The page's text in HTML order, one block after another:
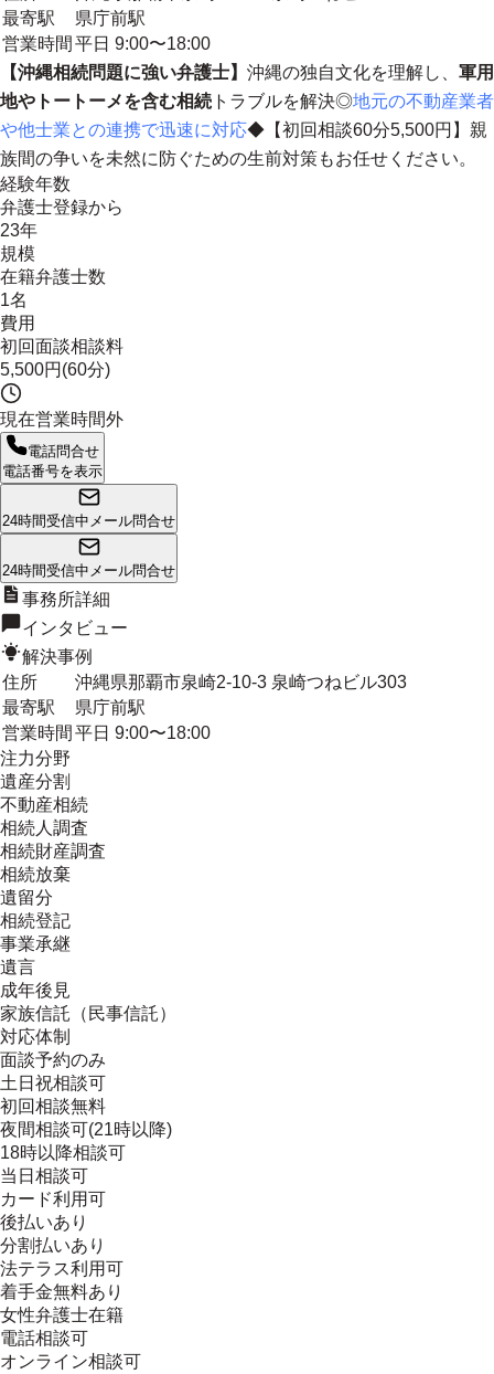
最寄駅
県庁前駅
営業時間 平日 9:00〜18:00
【沖縄相続問題に強い弁護士】 沖縄の独自文化を理解し、 軍用
地やトートーメを含む相続 トラブルを解決◎地元の不動産業者
や他士業との連携で迅速に対応◆【初回相談60分5,500円】親
族間の争いを未然に防ぐための生前対策もお任せください。
経験年数
弁護士登録から
23年
規模
在籍弁護士数
1名
費用
初回面談相談料
5,500円(60分)
現在営業時間外
電話問合せ
電話番号を表示
24時間受信中 メール問合せ
24時間受信中 メール問合せ
事務所詳細
インタビュー
解決事例
住所
沖縄県那覇市泉崎2-10-3 泉崎つねビル303
最寄駅
県庁前駅
営業時間 平日 9:00〜18:00
注力分野
遺産分割
不動産相続
相続人調査
相続財産調査
相続放棄
遺留分
相続登記
事業承継
遺言
成年後見
家族信託（民事信託）
対応体制
面談予約のみ
土日祝相談可
初回相談無料
夜間相談可(21時以降)
18時以降相談可
当日相談可
カード利用可
後払いあり
分割払いあり
法テラス利用可
着手金無料あり
女性弁護士在籍
電話相談可
オンライン相談可